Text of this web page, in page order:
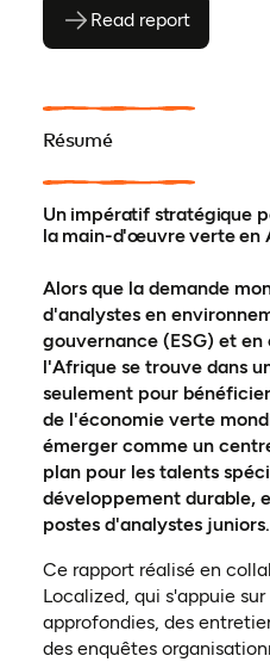
Read report(ouvre en
(ouvre
Résumé
Un impératif stratégique
la main-d'œuvre verte en
Alors que la demande
d'analystes en
gouvernance (ESG) et
l'Afrique se trouve dans
seulement pour
de l'économie verte
émerger comme un
plan pour les talents
développement durable,
postes d'analystes juniors.
Ce rapport réalisé en
Localized, qui s'appuie
approfondies, des
des enquêtes